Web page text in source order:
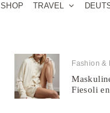
SHOP TRAVEL
Fashion &
Fiesoli